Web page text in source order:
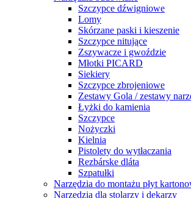
Szczypce dźwigniowe
Lomy
Skórzane paski i kieszenie
Szczypce nitujące
Zszywacze i gwoździe
Młotki PICARD
Siekiery
Szczypce zbrojeniowe
Zestawy Gola / zestawy
Łyżki do kamienia
Szczypce
Nożyczki
Kielnia
Pistolety do wytłaczania
Rezbárske dláta
Szpatułki
Narzędzia do montażu płyt
Narzędzia dla stolarzy i dekarzy